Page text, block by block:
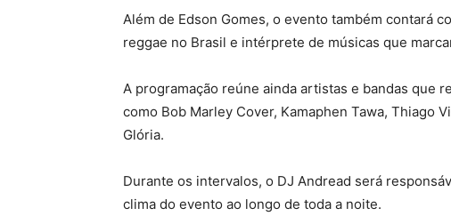
Além de Edson Gomes, o evento também contará
reggae no Brasil e intérprete de músicas que
A programação reúne ainda artistas e bandas que
como Bob Marley Cover, Kamaphen Tawa, Thiago
Glória.
Durante os intervalos, o DJ Andread será
clima do evento ao longo de toda a noite.